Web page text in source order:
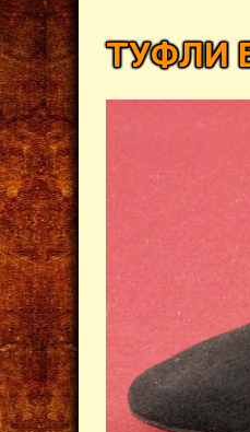
ТУФЛИ